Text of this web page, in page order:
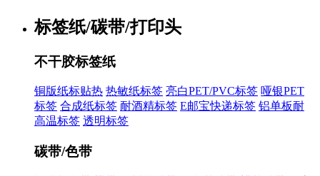
标签纸/碳带/打印头
不干胶标签纸
铜版纸标贴热 热敏纸标签 亮白PET/PVC标签 哑银PET
标签 合成纸标签 耐酒精标签 E邮宝快递标签 铝单板耐
高温标签 透明标签
碳带/色带